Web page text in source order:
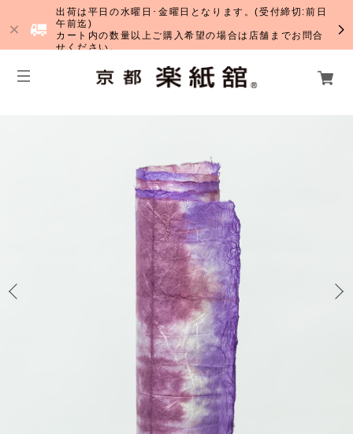
出荷は平日の水曜日･金曜日となります。(受付締切:前日
午前迄)
カート内の数量以上ご購入希望の場合は店舗までお問合
せください。